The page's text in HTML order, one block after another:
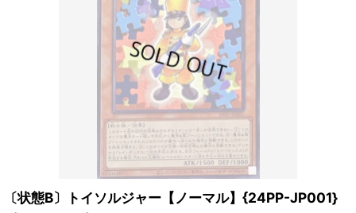
〔状態B〕トイソルジャー【ノーマル】{24PP-JP001}